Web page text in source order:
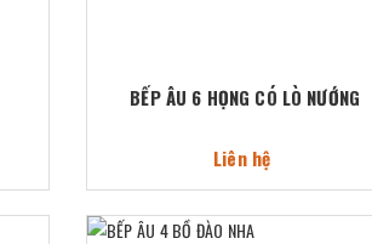
BẾP ÂU 6 HỌNG CÓ LÒ NƯỚNG
Liên hệ